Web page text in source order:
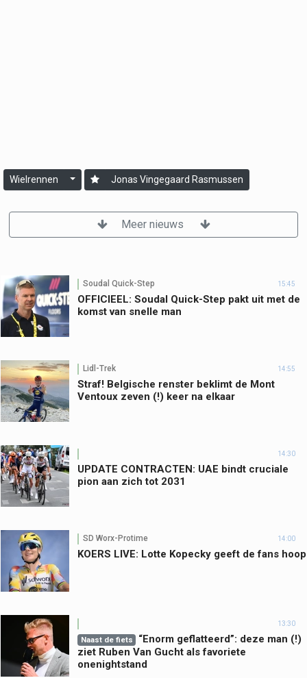
Wielrennen Jonas Vingegaard Rasmussen
Meer nieuws
Soudal Quick-Step 15:45
OFFICIEEL: Soudal Quick-Step pakt uit met de
komst van snelle man
Lidl-Trek 14:55
Straf! Belgische renster beklimt de Mont
Ventoux zeven (!) keer na elkaar
14:30
UPDATE CONTRACTEN: UAE bindt cruciale
pion aan zich tot 2031
SD Worx-Protime 14:00
KOERS LIVE: Lotte Kopecky geeft de fans hoop
13:30
Naast de fiets
“Enorm geflatteerd”: deze man (!)
ziet Ruben Van Gucht als favoriete
onenightstand